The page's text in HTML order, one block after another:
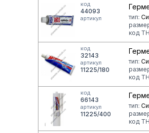
код
44093
артикул тип:
код
код
32143
артикул
11225/180
тип:
код
код
66143
артикул
11225/400
тип:
код